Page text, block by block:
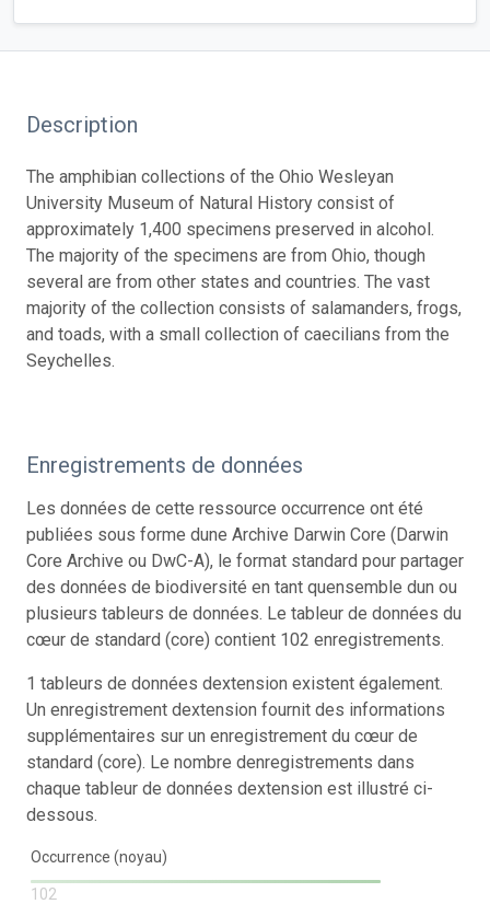
Description
The amphibian collections of the Ohio Wesleyan
University Museum of Natural History consist of
approximately 1,400 specimens preserved in alcohol.
The majority of the specimens are from Ohio, though
several are from other states and countries. The vast
majority of the collection consists of salamanders, frogs,
and toads, with a small collection of caecilians from the
Seychelles.
Enregistrements de données
Les données de cette ressource occurrence ont été
publiées sous forme dune Archive Darwin Core (Darwin
Core Archive ou DwC-A), le format standard pour partager
des données de biodiversité en tant quensemble dun ou
plusieurs tableurs de données. Le tableur de données du
cœur de standard (core) contient 102 enregistrements.
1 tableurs de données dextension existent également.
Un enregistrement dextension fournit des informations
supplémentaires sur un enregistrement du cœur de
standard (core). Le nombre denregistrements dans
chaque tableur de données dextension est illustré ci-
dessous.
Occurrence (noyau)
102